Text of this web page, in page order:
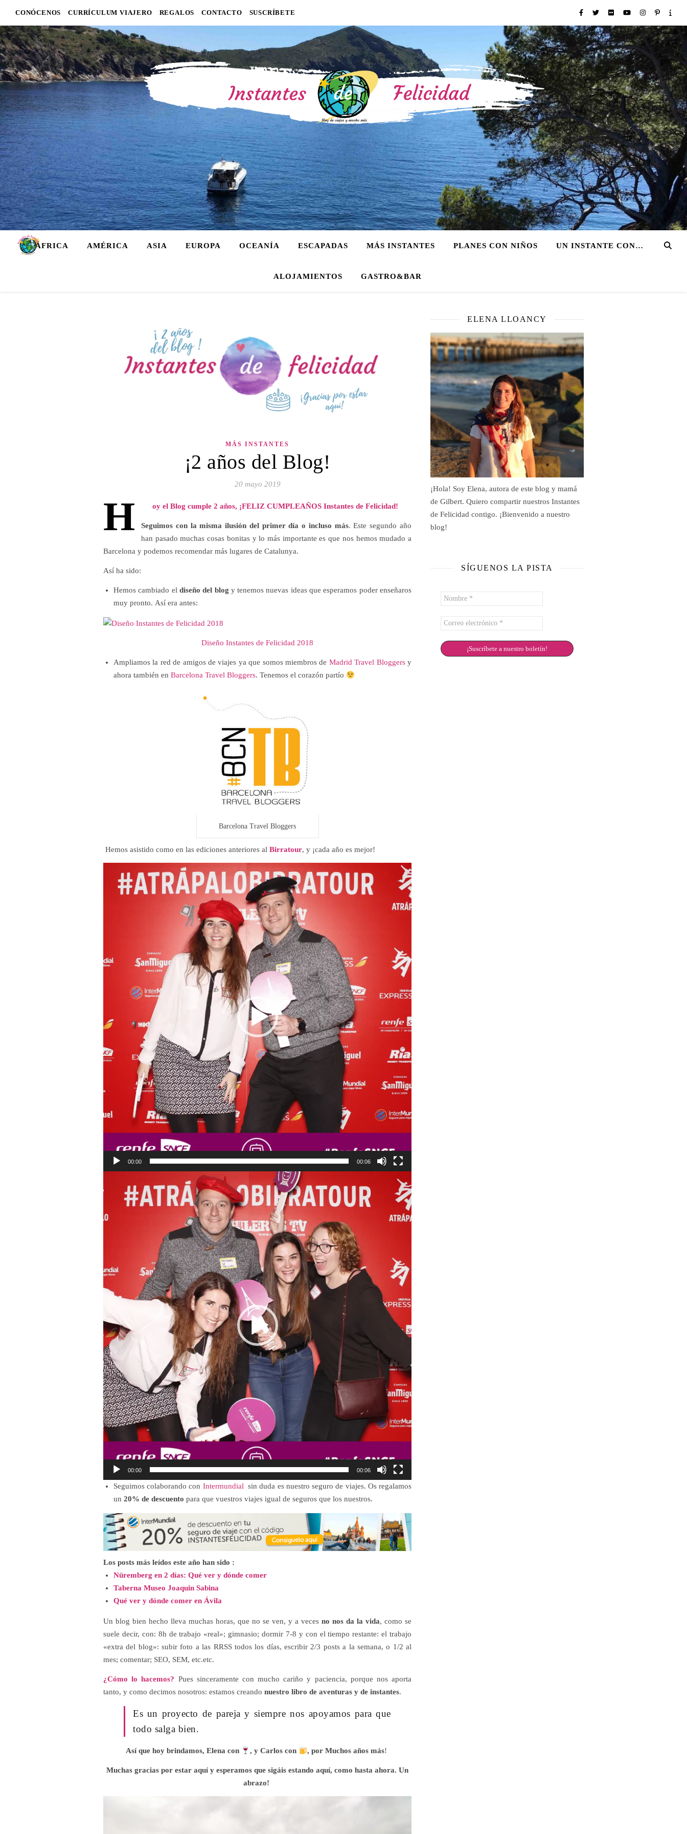
CONÓCENOS CURRÍCULUM VIAJERO REGALOS CONTACTO SUSCRÍBETE
ÁFRICA AMÉRICA ASIA EUROPA OCEANÍA ESCAPADAS MÁS INSTANTES PLANES CON NIÑOS UN INSTANTE CON…
ALOJAMIENTOS GASTRO&BAR
MÁS INSTANTES
¡2 años del Blog!
20 mayo 2019
H oy el Blog cumple 2 años, ¡FELIZ CUMPLEAÑOS Instantes de Felicidad!
Seguimos con la misma ilusión del primer día o incluso más. Este segundo año
han pasado muchas cosas bonitas y lo más importante es que nos hemos mudado a
Barcelona y podemos recomendar más lugares de Catalunya.
Así ha sido:
Hemos cambiado el diseño del blog y tenemos nuevas ideas que esperamos poder enseñaros
muy pronto. Así era antes:
Diseño Instantes de Felicidad 2018
Ampliamos la red de amigos de viajes ya que somos miembros de Madrid Travel Bloggersy
ahora también en Barcelona Travel Bloggers. Tenemos el corazón partío
Barcelona Travel Bloggers
Hemos asistido como en las ediciones anteriores al Birratour, y ¡cada año es mejor!
vídeo
00:00 00:06
de
00:00 00:06
Seguimos colaborando con Intermundial sin duda es nuestro seguro de viajes. Os regalamos
un 20% de descuento para que vuestros viajes igual de seguros que los nuestros.
Los posts más leídos este año han sido :
Nüremberg en 2 días: Qué ver y dónde comer
Taberna Museo Joaquin Sabina
Qué ver y dónde comer en Ávila
Un blog bien hecho lleva muchas horas, que no se ven, y a veces no nos da la vida, como se
suele decir, con: 8h de trabajo «real»; gimnasio; dormir 7-8 y con el tiempo restante: el trabajo
«extra del blog»: subir foto a las RRSS todos los días, escribir 2/3 posts a la semana, o 1/2 al
mes; comentar; SEO, SEM, etc.etc.
¿Cómo lo hacemos? Pues sinceramente con mucho cariño y paciencia, porque nos aporta
tanto, y como decimos nosotros: estamos creando nuestro libro de aventuras y de instantes.
Es un proyecto de pareja y siempre nos apoyamos para que
todo salga bien.
Así que hoy brindamos, Elena con , y Carlos con , por Muchos años más!
Muchas gracias por estar aquí y esperamos que sigáis estando aquí, como hasta ahora. Un
abrazo!
ELENA LLOANCY
¡Hola! Soy Elena, autora de este blog y mamá
de Gilbert. Quiero compartir nuestros Instantes
de Felicidad contigo. ¡Bienvenido a nuestro
blog!
SÍGUENOS LA PISTA
Nombre
Correo
*